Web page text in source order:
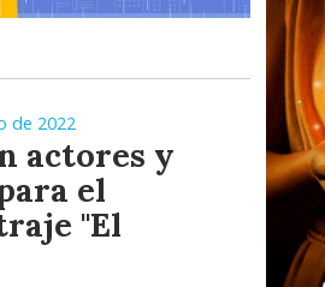
de 2022
actores y
el
"El